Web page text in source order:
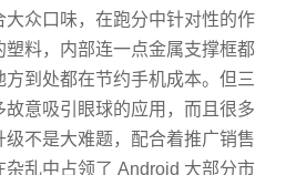
众口味，在跑分中针对性的作
料，内部连一点金属支撑框都
到处都在节约手机成本。但三
意吸引眼球的应用，而且很多
不是大难题，配合着推广销售
乱中占领了 Android 大部分市